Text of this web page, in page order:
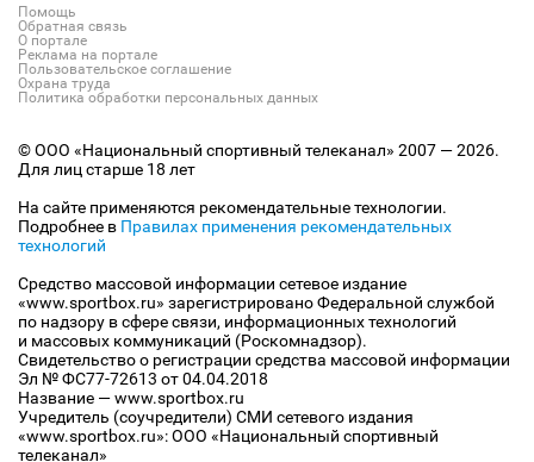
Помощь
Обратная связь
О портале
Реклама на портале
Пользовательское соглашение
Охрана труда
Политика обработки персональных данных
© ООО «Национальный спортивный телеканал» 2007 — 2026.
Для лиц старше 18 лет
На сайте применяются рекомендательные технологии.
Подробнее в Правилах применения рекомендательных
технологий
Средство массовой информации сетевое издание
«www.sportbox.ru» зарегистрировано Федеральной службой
по надзору в сфере связи, информационных технологий
и массовых коммуникаций (Роскомнадзор).
Свидетельство о регистрации средства массовой информации
Эл № ФС77-72613 от 04.04.2018
Название — www.sportbox.ru
Учредитель (соучредители) СМИ сетевого издания
«www.sportbox.ru»: ООО «Национальный спортивный
телеканал»